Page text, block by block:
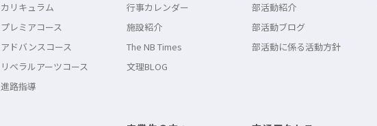
カリキュラム
プレミアコース
アドバンスコース
リベラルアーツコース
進路指導
行事カレンダー
施設紹介
The NB Times
文理BLOG
部活動紹介
部活動ブログ
部活動に係る活動方針